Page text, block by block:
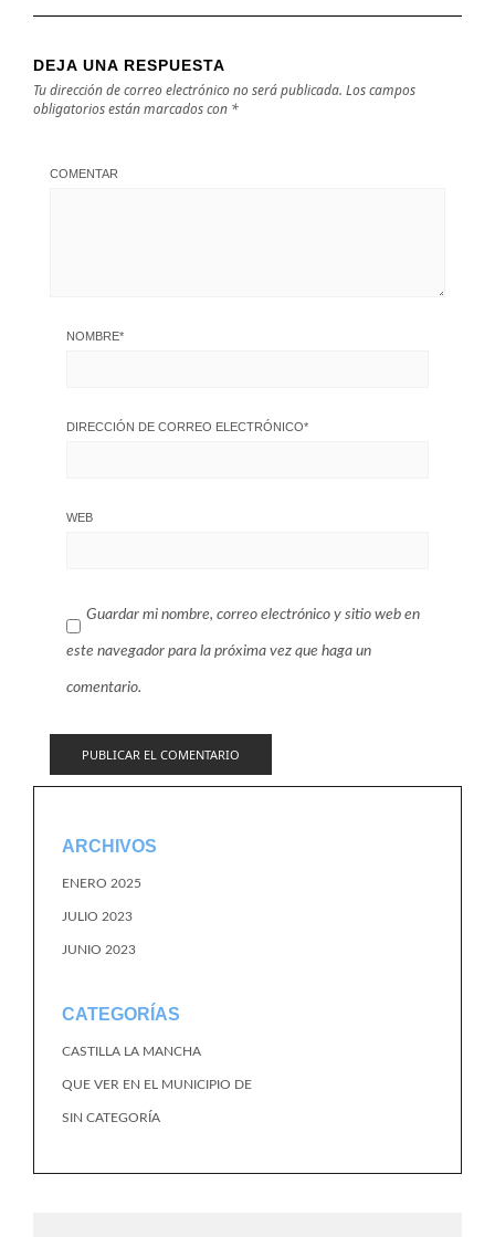
DEJA UNA RESPUESTA
Tu dirección de correo electrónico no será publicada. Los campos
obligatorios están marcados con *
COMENTAR
NOMBRE*
DIRECCIÓN DE CORREO ELECTRÓNICO*
WEB
Guardar mi nombre, correo electrónico y sitio web en
este navegador para la próxima vez que haga un
comentario.
ARCHIVOS
ENERO 2025
JULIO 2023
JUNIO 2023
CATEGORÍAS
CASTILLA LA MANCHA
QUE VER EN EL MUNICIPIO DE
SIN CATEGORÍA